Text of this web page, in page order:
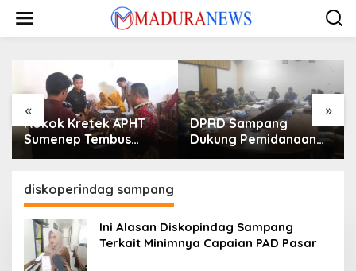
konten
« »
Rokok Kretek APHT
Sumenep Tembus
Pasar Indonesia Timur
DPRD Sampang
Dukung Pemidanaan
Kaum LGBT
diskoperindag sampang
Ini Alasan Diskopindag Sampang
Terkait Minimnya Capaian PAD Pasar